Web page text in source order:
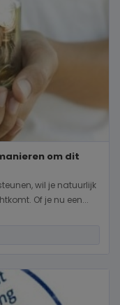
om dit
wil je natuurlijk
Of je nu een...